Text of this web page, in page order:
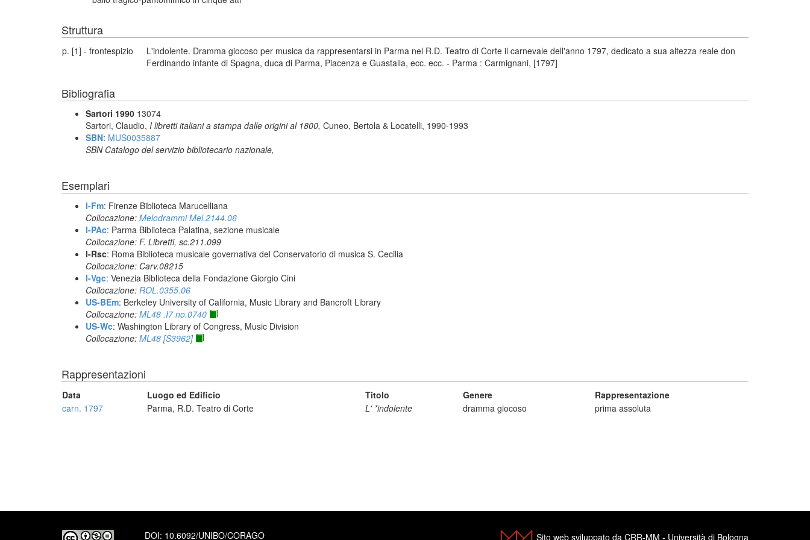
Struttura
p. [1] - frontespizio
L'indolente. Dramma giocoso per musica da rappresentarsi in Parma nel R.D. Teatro di Corte il carnevale dell'anno 1797, dedicato a sua altezza reale don
Ferdinando infante di Spagna, duca di Parma, Piacenza e Guastalla, ecc. ecc. - Parma : Carmignani, [1797]
Bibliografia
Sartori 1990 13074
Sartori, Claudio, I libretti italiani a stampa dalle origini al 1800, Cuneo, Bertola & Locatelli, 1990-1993
SBN: MUS0035887
SBN Catalogo del servizio bibliotecario nazionale,
Esemplari
I-Fm: Firenze Biblioteca Marucelliana
Collocazione: Melodrammi Mel.2144.06
I-PAc: Parma Biblioteca Palatina, sezione musicale
Collocazione: F. Libretti, sc.211.099
I-Rsc: Roma Biblioteca musicale governativa del Conservatorio di musica S. Cecilia
Collocazione: Carv.08215
I-Vgc: Venezia Biblioteca della Fondazione Giorgio Cini
Collocazione: ROL.0355.06
US-BEm: Berkeley University of California, Music Library and Bancroft Library
Collocazione: ML48 .I7 no.0740
US-Wc: Washington Library of Congress, Music Division
Collocazione: ML48 [S3962]
Rappresentazioni
Data Luogo ed Edificio Titolo Genere
Rappresentazione
carn. 1797
Parma, R.D. Teatro di Corte L' *indolente dramma giocoso prima assoluta
DOI: 10.6092/UNIBO/CORAGO Sito web sviluppato da CRR-MM - Università di Bologna